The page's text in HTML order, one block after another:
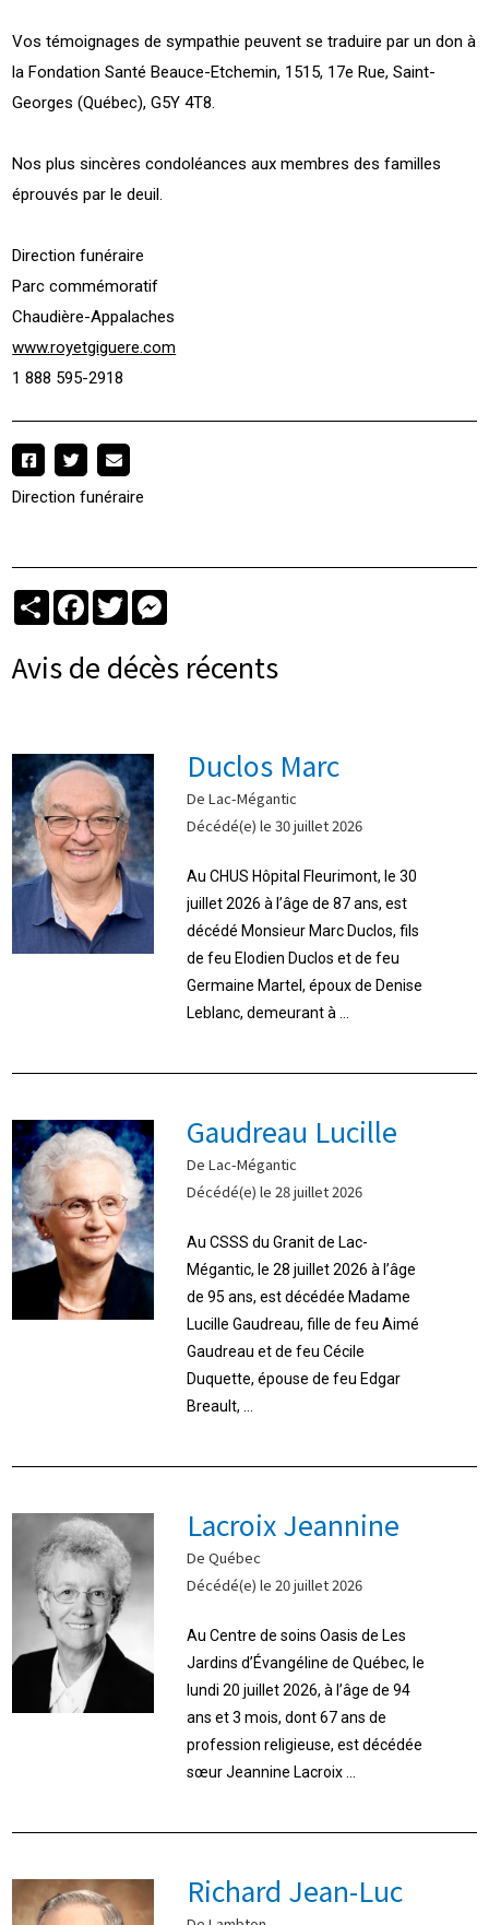
Vos témoignages de sympathie peuvent se traduire par un don à
la Fondation Santé Beauce-Etchemin, 1515, 17e Rue, Saint-
Georges (Québec), G5Y 4T8.
Nos plus sincères condoléances aux membres des familles
éprouvés par le deuil.
Direction funéraire
Parc commémoratif
Chaudière-Appalaches
www.royetgiguere.com
1 888 595-2918
Direction funéraire
PartagerFacebook
Twitter
Avis de décès récents
Duclos Marc
De Lac-Mégantic
Décédé(e) le 30 juillet 2026
Au CHUS Hôpital Fleurimont, le 30
juillet 2026 à l’âge de 87 ans, est
décédé Monsieur Marc Duclos, fils
de feu Elodien Duclos et de feu
Germaine Martel, époux de Denise
Leblanc, demeurant à ...
Gaudreau Lucille
De Lac-Mégantic
Décédé(e) le 28 juillet 2026
Au CSSS du Granit de Lac-
Mégantic, le 28 juillet 2026 à l’âge
de 95 ans, est décédée Madame
Lucille Gaudreau, fille de feu Aimé
Gaudreau et de feu Cécile
Duquette, épouse de feu Edgar
Breault, ...
Lacroix Jeannine
De Québec
Décédé(e) le 20 juillet 2026
Au Centre de soins Oasis de Les
Jardins d’Évangéline de Québec, le
lundi 20 juillet 2026, à l’âge de 94
ans et 3 mois, dont 67 ans de
profession religieuse, est décédée
sœur Jeannine Lacroix ...
Richard Jean-Luc